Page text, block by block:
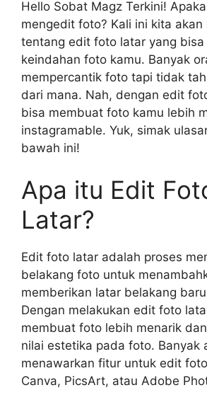
Hello Sobat Magz Terkini!
mengedit foto? Kali ini kita akan
tentang edit foto latar yang bisa
keindahan foto kamu. Banyak
mempercantik foto tapi tidak
dari mana. Nah, dengan edit
bisa membuat foto kamu lebih
instagramable. Yuk, simak
bawah ini!
Apa itu Edit
Latar?
Edit foto latar adalah proses
belakang foto untuk
memberikan latar belakang
Dengan melakukan edit foto
membuat foto lebih menarik
nilai estetika pada foto. Banyak
menawarkan fitur untuk edit
Canva, PicsArt, atau Adobe